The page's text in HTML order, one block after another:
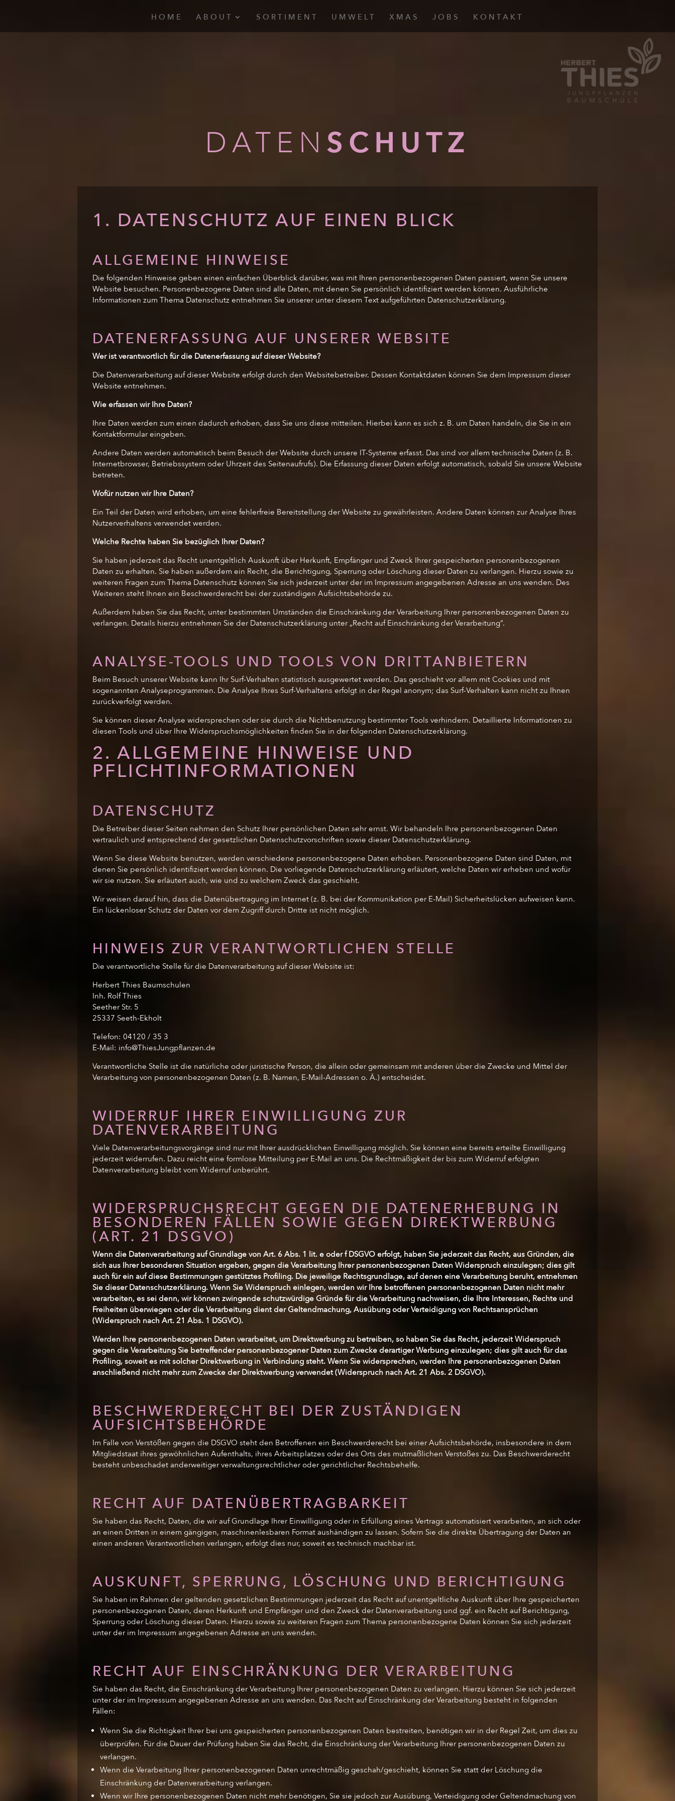
HOME ABOUT SORTIMENT UMWELT XMAS JOBS KONTAKT
DATEN SCHUTZ
1. DATENSCHUTZ AUF EINEN BLICK
ALLGEMEINE HINWEISE
Die folgenden Hinweise geben einen einfachen Überblick darüber, was mit Ihren personenbezogenen Daten passiert, wenn Sie unsere
Website besuchen. Personenbezogene Daten sind alle Daten, mit denen Sie persönlich identifiziert werden können. Ausführliche
Informationen zum Thema Datenschutz entnehmen Sie unserer unter diesem Text aufgeführten Datenschutzerklärung.
DATENERFASSUNG AUF UNSERER WEBSITE
Wer ist verantwortlich für die Datenerfassung auf dieser Website?
Die Datenverarbeitung auf dieser Website erfolgt durch den Websitebetreiber. Dessen Kontaktdaten können Sie dem Impressum dieser
Website entnehmen.
Wie erfassen wir Ihre Daten?
Ihre Daten werden zum einen dadurch erhoben, dass Sie uns diese mitteilen. Hierbei kann es sich z. B. um Daten handeln, die Sie in ein
Kontaktformular eingeben.
Andere Daten werden automatisch beim Besuch der Website durch unsere IT-Systeme erfasst. Das sind vor allem technische Daten (z. B.
Internetbrowser, Betriebssystem oder Uhrzeit des Seitenaufrufs). Die Erfassung dieser Daten erfolgt automatisch, sobald Sie unsere Website
betreten.
Wofür nutzen wir Ihre Daten?
Ein Teil der Daten wird erhoben, um eine fehlerfreie Bereitstellung der Website zu gewährleisten. Andere Daten können zur Analyse Ihres
Nutzerverhaltens verwendet werden.
Welche Rechte haben Sie bezüglich Ihrer Daten?
Sie haben jederzeit das Recht unentgeltlich Auskunft über Herkunft, Empfänger und Zweck Ihrer gespeicherten personenbezogenen
Daten zu erhalten. Sie haben außerdem ein Recht, die Berichtigung, Sperrung oder Löschung dieser Daten zu verlangen. Hierzu sowie zu
weiteren Fragen zum Thema Datenschutz können Sie sich jederzeit unter der im Impressum angegebenen Adresse an uns wenden. Des
Weiteren steht Ihnen ein Beschwerderecht bei der zuständigen Aufsichtsbehörde zu.
Außerdem haben Sie das Recht, unter bestimmten Umständen die Einschränkung der Verarbeitung Ihrer personenbezogenen Daten zu
verlangen. Details hierzu entnehmen Sie der Datenschutzerklärung unter „Recht auf Einschränkung der Verarbeitung“.
ANALYSE-TOOLS UND TOOLS VON DRITTANBIETERN
Beim Besuch unserer Website kann Ihr Surf-Verhalten statistisch ausgewertet werden. Das geschieht vor allem mit Cookies und mit
sogenannten Analyseprogrammen. Die Analyse Ihres Surf-Verhaltens erfolgt in der Regel anonym; das Surf-Verhalten kann nicht zu Ihnen
zurückverfolgt werden.
Sie können dieser Analyse widersprechen oder sie durch die Nichtbenutzung bestimmter Tools verhindern. Detaillierte Informationen zu
diesen Tools und über Ihre Widerspruchsmöglichkeiten finden Sie in der folgenden Datenschutzerklärung.
2. ALLGEMEINE HINWEISE UND
PFLICHTINFORMATIONEN
DATENSCHUTZ
Die Betreiber dieser Seiten nehmen den Schutz Ihrer persönlichen Daten sehr ernst. Wir behandeln Ihre personenbezogenen Daten
vertraulich und entsprechend der gesetzlichen Datenschutzvorschriften sowie dieser Datenschutzerklärung.
Wenn Sie diese Website benutzen, werden verschiedene personenbezogene Daten erhoben. Personenbezogene Daten sind Daten, mit
denen Sie persönlich identifiziert werden können. Die vorliegende Datenschutzerklärung erläutert, welche Daten wir erheben und wofür
wir sie nutzen. Sie erläutert auch, wie und zu welchem Zweck das geschieht.
Wir weisen darauf hin, dass die Datenübertragung im Internet (z. B. bei der Kommunikation per E-Mail) Sicherheitslücken aufweisen kann.
Ein lückenloser Schutz der Daten vor dem Zugriff durch Dritte ist nicht möglich.
HINWEIS ZUR VERANTWORTLICHEN STELLE
Die verantwortliche Stelle für die Datenverarbeitung auf dieser Website ist:
Herbert Thies Baumschulen
Inh. Rolf Thies
Seether Str. 5
25337 Seeth-Ekholt
Telefon: 04120 / 35 3
E-Mail: info@ThiesJungpflanzen.de
Verantwortliche Stelle ist die natürliche oder juristische Person, die allein oder gemeinsam mit anderen über die Zwecke und Mittel der
Verarbeitung von personenbezogenen Daten (z. B. Namen, E-Mail-Adressen o. Ä.) entscheidet.
WIDERRUF IHRER EINWILLIGUNG ZUR
DATENVERARBEITUNG
Viele Datenverarbeitungsvorgänge sind nur mit Ihrer ausdrücklichen Einwilligung möglich. Sie können eine bereits erteilte Einwilligung
jederzeit widerrufen. Dazu reicht eine formlose Mitteilung per E-Mail an uns. Die Rechtmäßigkeit der bis zum Widerruf erfolgten
Datenverarbeitung bleibt vom Widerruf unberührt.
WIDERSPRUCHSRECHT GEGEN DIE DATENERHEBUNG IN
BESONDEREN FÄLLEN SOWIE GEGEN DIREKTWERBUNG
(ART. 21 DSGVO)
Wenn die Datenverarbeitung auf Grundlage von Art. 6 Abs. 1 lit. e oder f DSGVO erfolgt, haben Sie jederzeit das Recht, aus Gründen, die
sich aus Ihrer besonderen Situation ergeben, gegen die Verarbeitung Ihrer personenbezogenen Daten Widerspruch einzulegen; dies gilt
auch für ein auf diese Bestimmungen gestütztes Profiling. Die jeweilige Rechtsgrundlage, auf denen eine Verarbeitung beruht, entnehmen
Sie dieser Datenschutzerklärung. Wenn Sie Widerspruch einlegen, werden wir Ihre betroffenen personenbezogenen Daten nicht mehr
verarbeiten, es sei denn, wir können zwingende schutzwürdige Gründe für die Verarbeitung nachweisen, die Ihre Interessen, Rechte und
Freiheiten überwiegen oder die Verarbeitung dient der Geltendmachung, Ausübung oder Verteidigung von Rechtsansprüchen
(Widerspruch nach Art. 21 Abs. 1 DSGVO).
Werden Ihre personenbezogenen Daten verarbeitet, um Direktwerbung zu betreiben, so haben Sie das Recht, jederzeit Widerspruch
gegen die Verarbeitung Sie betreffender personenbezogener Daten zum Zwecke derartiger Werbung einzulegen; dies gilt auch für das
Profiling, soweit es mit solcher Direktwerbung in Verbindung steht. Wenn Sie widersprechen, werden Ihre personenbezogenen Daten
anschließend nicht mehr zum Zwecke der Direktwerbung verwendet (Widerspruch nach Art. 21 Abs. 2 DSGVO).
BESCHWERDERECHT BEI DER ZUSTÄNDIGEN
AUFSICHTSBEHÖRDE
Im Falle von Verstößen gegen die DSGVO steht den Betroffenen ein Beschwerderecht bei einer Aufsichtsbehörde, insbesondere in dem
Mitgliedstaat ihres gewöhnlichen Aufenthalts, ihres Arbeitsplatzes oder des Orts des mutmaßlichen Verstoßes zu. Das Beschwerderecht
besteht unbeschadet anderweitiger verwaltungsrechtlicher oder gerichtlicher Rechtsbehelfe.
RECHT AUF DATENÜBERTRAGBARKEIT
Sie haben das Recht, Daten, die wir auf Grundlage Ihrer Einwilligung oder in Erfüllung eines Vertrags automatisiert verarbeiten, an sich oder
an einen Dritten in einem gängigen, maschinenlesbaren Format aushändigen zu lassen. Sofern Sie die direkte Übertragung der Daten an
einen anderen Verantwortlichen verlangen, erfolgt dies nur, soweit es technisch machbar ist.
AUSKUNFT, SPERRUNG, LÖSCHUNG UND BERICHTIGUNG
Sie haben im Rahmen der geltenden gesetzlichen Bestimmungen jederzeit das Recht auf unentgeltliche Auskunft über Ihre gespeicherten
personenbezogenen Daten, deren Herkunft und Empfänger und den Zweck der Datenverarbeitung und ggf. ein Recht auf Berichtigung,
Sperrung oder Löschung dieser Daten. Hierzu sowie zu weiteren Fragen zum Thema personenbezogene Daten können Sie sich jederzeit
unter der im Impressum angegebenen Adresse an uns wenden.
RECHT AUF EINSCHRÄNKUNG DER VERARBEITUNG
Sie haben das Recht, die Einschränkung der Verarbeitung Ihrer personenbezogenen Daten zu verlangen. Hierzu können Sie sich jederzeit
unter der im Impressum angegebenen Adresse an uns wenden. Das Recht auf Einschränkung der Verarbeitung besteht in folgenden
Fällen:
Wenn Sie die Richtigkeit Ihrer bei uns gespeicherten personenbezogenen Daten bestreiten, benötigen wir in der Regel Zeit, um dies zu
überprüfen. Für die Dauer der Prüfung haben Sie das Recht, die Einschränkung der Verarbeitung Ihrer personenbezogenen Daten zu
verlangen.
Wenn die Verarbeitung Ihrer personenbezogenen Daten unrechtmäßig geschah/geschieht, können Sie statt der Löschung die
Einschränkung der Datenverarbeitung verlangen.
Wenn wir Ihre personenbezogenen Daten nicht mehr benötigen, Sie sie jedoch zur Ausübung, Verteidigung oder Geltendmachung von